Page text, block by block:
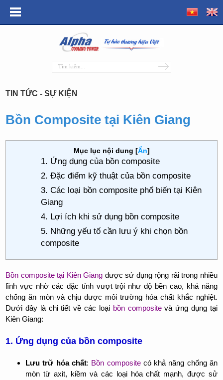
TIN TỨC - SỰ KIỆN
Bồn Composite tại Kiên Giang
Mục lục nội dung [Ẩn]
1. Ứng dụng của bồn composite
2. Đặc điểm kỹ thuật của bồn composite
3. Các loại bồn composite phổ biến tại Kiên
Giang
4. Lợi ích khi sử dụng bồn composite
5. Những yếu tố cần lưu ý khi chọn bồn
composite
Bồn composite tại Kiên Giang được sử dụng rộng rãi trong nhiều
lĩnh vực nhờ các đặc tính vượt trội như độ bền cao, khả năng
chống ăn mòn và chịu được môi trường hóa chất khắc nghiệt.
Dưới đây là chi tiết về các loại bồn compositevà ứng dụng tại
Kiên Giang:
1. Ứng dụng của bồn composite
Lưu trữ hóa chất: Bồn compositecó khả năng chống ăn
mòn từ axit, kiềm và các loại hóa chất mạnh, được sử